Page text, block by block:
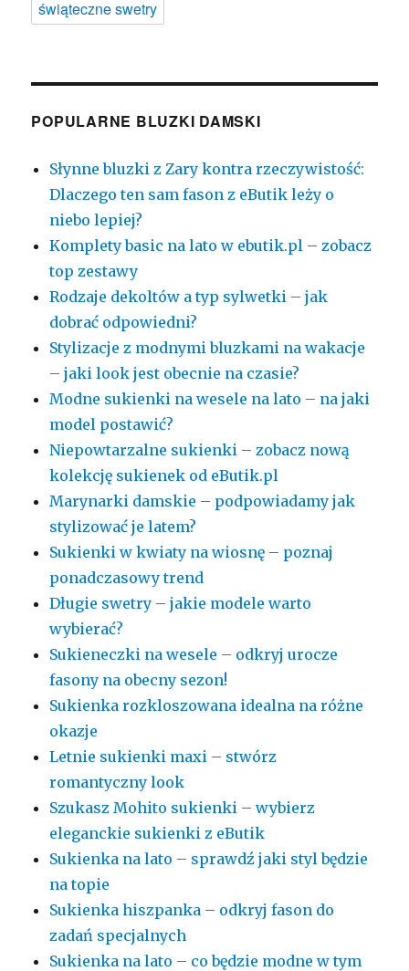
świąteczne swetry
POPULARNE BLUZKI DAMSKI
Słynne bluzki z Zary kontra rzeczywistość:
Dlaczego ten sam fason z eButik leży o
niebo lepiej?
Komplety basic na lato w ebutik.pl – zobacz
top zestawy
Rodzaje dekoltów a typ sylwetki – jak
dobrać odpowiedni?
Stylizacje z modnymi bluzkami na wakacje
– jaki look jest obecnie na czasie?
Modne sukienki na wesele na lato – na jaki
model postawić?
Niepowtarzalne sukienki – zobacz nową
kolekcję sukienek od eButik.pl
Marynarki damskie – podpowiadamy jak
stylizować je latem?
Sukienki w kwiaty na wiosnę – poznaj
ponadczasowy trend
Długie swetry – jakie modele warto
wybierać?
Sukieneczki na wesele – odkryj urocze
fasony na obecny sezon!
Sukienka rozkloszowana idealna na różne
okazje
Letnie sukienki maxi – stwórz
romantyczny look
Szukasz Mohito sukienki – wybierz
eleganckie sukienki z eButik
Sukienka na lato – sprawdź jaki styl będzie
na topie
Sukienka hiszpanka – odkryj fason do
zadań specjalnych
Sukienka na lato – co będzie modne w tym